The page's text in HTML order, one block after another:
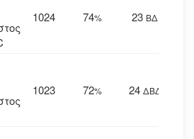
1024 74% 23 ΒΔ
1023 72% 24 ΔΒΔ